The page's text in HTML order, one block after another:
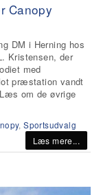
Canopy
DM i Herning hos
Kristensen, der
med
præstation vandt
om de øvrige
,Sportsudvalg
Læs mere...